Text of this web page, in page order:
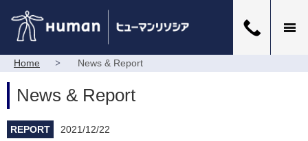
Home News & Report
News & Report
REPORT 2021/12/22